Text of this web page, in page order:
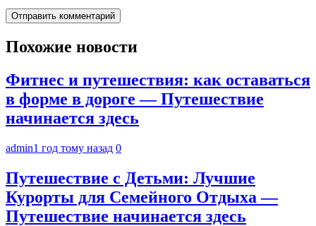
Похожие новости
Фитнес и путешествия: как оставаться
в форме в дороге — Путешествие
начинается здесь
admin1 год тому назад 0
Путешествие с Детьми: Лучшие
Курорты для Семейного Отдыха —
Путешествие начинается здесь